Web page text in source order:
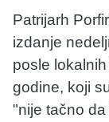
Patrijarh
izdanje
posle
godine, koji
"nije tačno